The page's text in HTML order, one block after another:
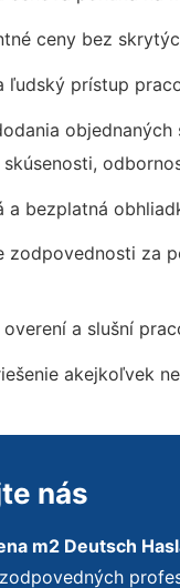
ceny bez
ľudský prístup
objednaných
a bezplatná
zodpovednosti za
a slušní
akejkoľvek
nás
m2 Deutsch